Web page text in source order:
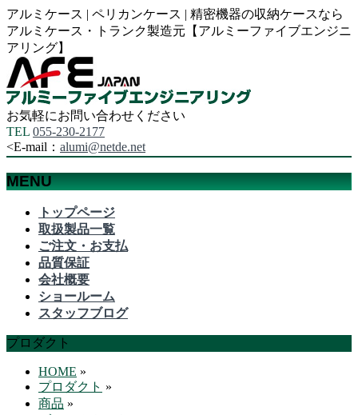
アルミケース | ペリカンケース | 精密機器の収納ケースなら
アルミケース・トランク製造元【アルミーファイブエンジニ
アリング】
お気軽にお問い合わせください
TEL 055-230-2177
<E-mail： alumi@netde.net
MENU
トップページ
取扱製品一覧
ご注文・お支払
品質保証
会社概要
ショールーム
スタッフブログ
プロダクト
HOME »
プロダクト »
商品 »